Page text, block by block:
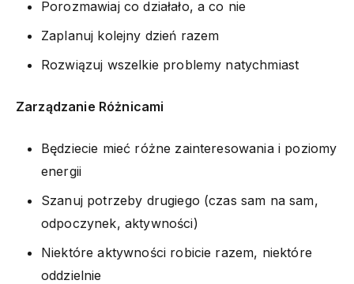
Porozmawiaj co działało, a co nie
Zaplanuj kolejny dzień razem
Rozwiązuj wszelkie problemy natychmiast
Zarządzanie Różnicami
Będziecie mieć różne zainteresowania i poziomy
energii
Szanuj potrzeby drugiego (czas sam na sam,
odpoczynek, aktywności)
Niektóre aktywności robicie razem, niektóre
oddzielnie